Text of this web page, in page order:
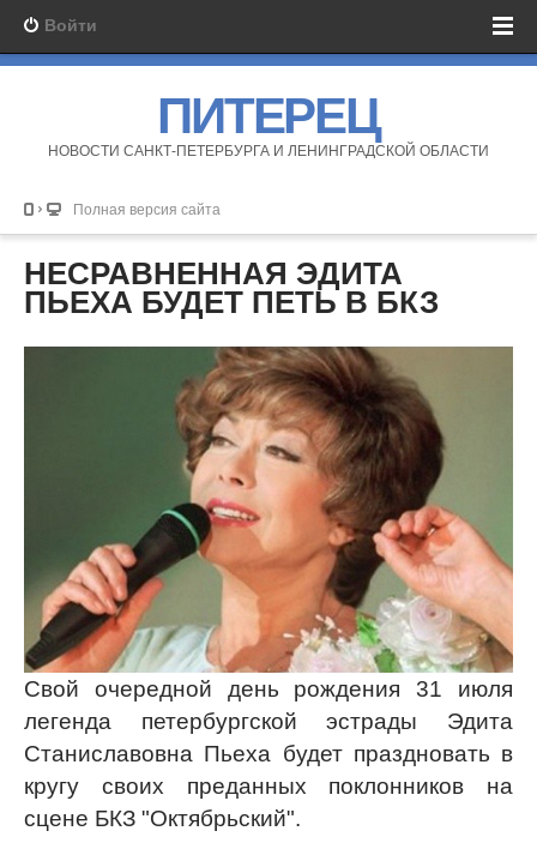
Войти
ПИТЕРЕЦ
НОВОСТИ САНКТ-ПЕТЕРБУРГА И ЛЕНИНГРАДСКОЙ ОБЛАСТИ
Полная версия сайта
НЕСРАВНЕННАЯ ЭДИТА
ПЬЕХА БУДЕТ ПЕТЬ В БКЗ
Свой очередной день рождения 31 июля
легенда петербургской эстрады Эдита
Станиславовна Пьеха будет праздновать в
кругу своих преданных поклонников на
сцене БКЗ "Октябрьский".